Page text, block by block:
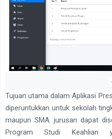
Tujuan utama dalam Aplikasi
diperuntukkan untuk sekolah
maupun SMA. jurusan dapat
Program Studi Keahlian